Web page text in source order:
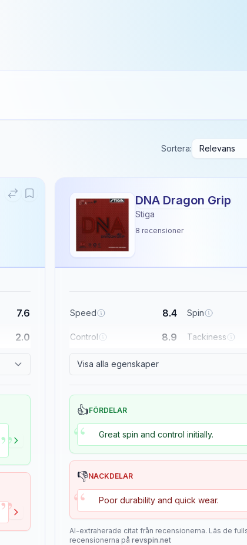
Sortera:
7.6
2.0
”
”
DNA Dragon Grip
Stiga
8 recensioner
Speed 8.4 Spin
Control 8.9 Tackiness
Visa alla egenskaper
👍FÖRDELAR
“ Great spin and control initially.
👎NACKDELAR
“ Poor durability and quick wear.
AI-extraherade citat från recensionerna. Läs de
recensionerna på revspin.net